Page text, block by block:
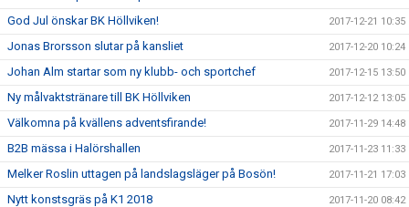
God Jul önskar BK Höllviken! 2017-12-21 10:35
Jonas Brorsson slutar på kansliet 2017-12-20 10:24
Johan Alm startar som ny klubb- och sportchef 2017-12-15 13:50
Ny målvaktstränare till BK Höllviken 2017-12-12 13:05
Välkomna på kvällens adventsfirande! 2017-11-29 14:48
B2B mässa i Halörshallen 2017-11-23 11:33
Melker Roslin uttagen på landslagsläger på Bosön! 2017-11-21 17:03
Nytt konstsgräs på K1 2018 2017-11-20 08:42